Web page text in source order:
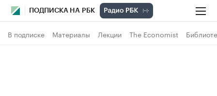
ПОДПИСКА НА РБК
В подписке Материалы Лекции The Economist